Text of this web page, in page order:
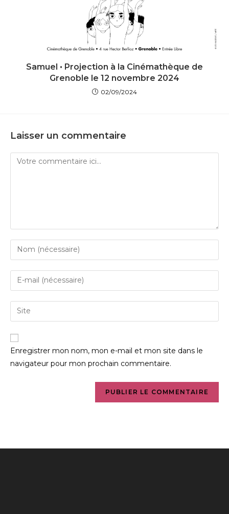
Samuel • Projection à la Cinémathèque de
Grenoble le 12 novembre 2024
02/09/2024
Laisser un commentaire
Enregistrer mon nom, mon e-mail et mon site dans le
navigateur pour mon prochain commentaire.